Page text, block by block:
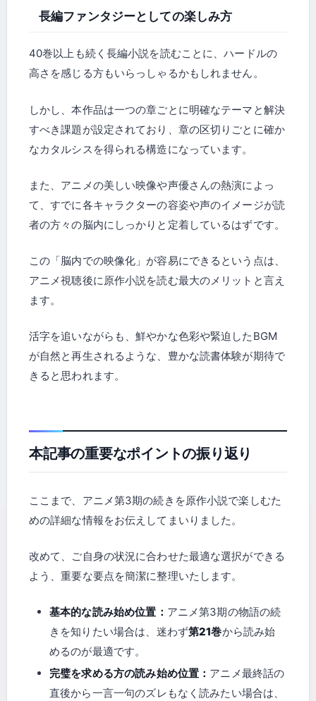
長編ファンタジーとしての楽しみ方
40巻以上も続く長編小説を読むことに、ハードルの
高さを感じる方もいらっしゃるかもしれません。
しかし、本作品は一つの章ごとに明確なテーマと解決
すべき課題が設定されており、章の区切りごとに確か
なカタルシスを得られる構造になっています。
また、アニメの美しい映像や声優さんの熱演によっ
て、すでに各キャラクターの容姿や声のイメージが読
者の方々の脳内にしっかりと定着しているはずです。
この「脳内での映像化」が容易にできるという点は、
アニメ視聴後に原作小説を読む最大のメリットと言え
ます。
活字を追いながらも、鮮やかな色彩や緊迫したBGM
が自然と再生されるような、豊かな読書体験が期待で
きると思われます。
本記事の重要なポイントの振り返り
ここまで、アニメ第3期の続きを原作小説で楽しむた
めの詳細な情報をお伝えしてまいりました。
改めて、ご自身の状況に合わせた最適な選択ができる
よう、重要な要点を簡潔に整理いたします。
基本的な読み始め位置： アニメ第3期の物語の続
きを知りたい場合は、迷わず第21巻から読み始
めるのが最適です。
完璧を求める方の読み始め位置： アニメ最終話の
直後から一言一句のズレもなく読みたい場合は、